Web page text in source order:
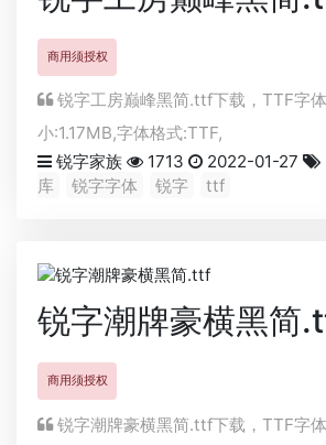
商用须授权
锐字工房巅峰黑简.ttf下载， TTF字
小:1.17MB,字体格式:TTF,
锐字家族
1713 2022-01-27
库
锐字字体 锐字 ttf
锐字潮牌豪横黑简
商用须授权
锐字潮牌豪横黑简.ttf下载， TTF字